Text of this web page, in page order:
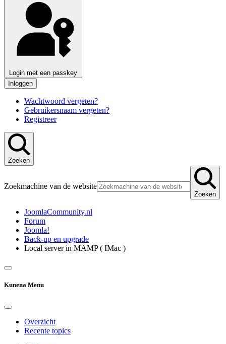
Login met een passkey
Inloggen
Wachtwoord vergeten?
Gebruikersnaam vergeten?
Registreer
Zoeken
Zoekmachine van de website
Zoeken
JoomlaCommunity.nl
Forum
Joomla!
Back-up en upgrade
Local server in MAMP ( IMac )
Kunena Menu
Overzicht
Recente topics